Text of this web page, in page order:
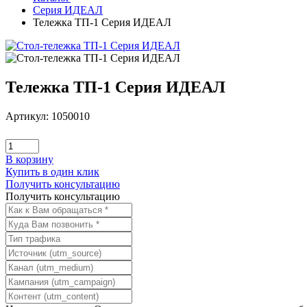
Серия ИДЕАЛ
Тележка ТП-1 Серия ИДЕАЛ
Тележка ТП-1 Серия ИДЕАЛ
Артикул: 1050010
В корзину
Купить в один клик
Получить консультацию
Получить консультацию